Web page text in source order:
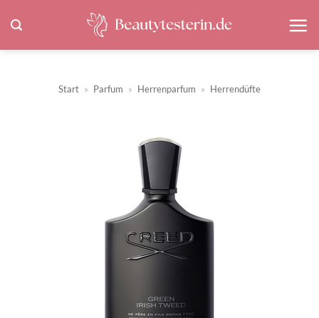
Inhalt
springen
Start » Parfum » Herrenparfum » Herrendüfte